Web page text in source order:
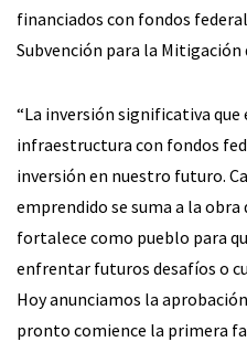
financiados con fondos
Subvención para la Mitigación
“La inversión significativa
infraestructura con fondos
inversión en nuestro futuro.
emprendido se suma a la
fortalece como pueblo para
enfrentar futuros desafíos o
Hoy anunciamos la
pronto comience la primera